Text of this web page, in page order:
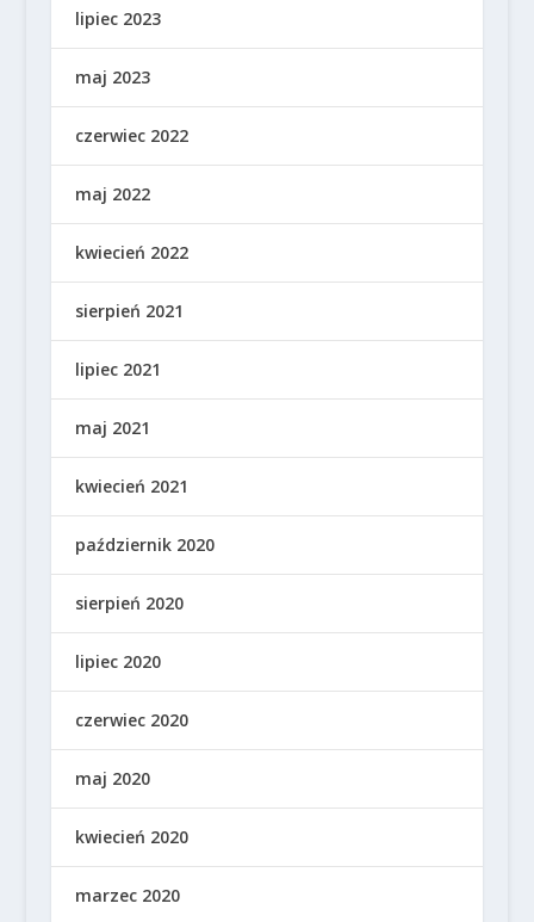
lipiec 2023
maj 2023
czerwiec 2022
maj 2022
kwiecień 2022
sierpień 2021
lipiec 2021
maj 2021
kwiecień 2021
październik 2020
sierpień 2020
lipiec 2020
czerwiec 2020
maj 2020
kwiecień 2020
marzec 2020